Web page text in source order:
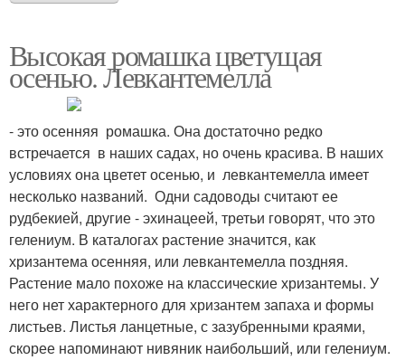
Высокая ромашка цветущая
осенью. Левкантемелла
- это осенняя ромашка. Она достаточно редко
встречается в наших садах, но очень красива. В наших
условиях она цветет осенью, и левкантемелла имеет
несколько названий. Одни садоводы считают ее
рудбекией, другие - эхинацеей, третьи говорят, что это
гелениум. В каталогах растение значится, как
хризантема осенняя, или левкантемелла поздняя.
Растение мало похоже на классические хризантемы. У
него нет характерного для хризантем запаха и формы
листьев. Листья ланцетные, с зазубренными краями,
скорее напоминают нивяник наибольший, или гелениум.